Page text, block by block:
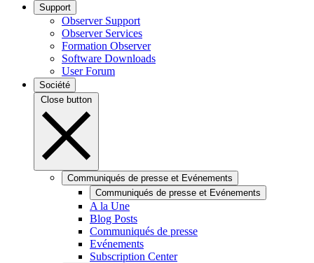
Support
Observer Support
Observer Services
Formation Observer
Software Downloads
User Forum
Société
Close button
Communiqués de presse et Evénements
Communiqués de presse et Evénements
A la Une
Blog Posts
Communiqués de presse
Evénements
Subscription Center